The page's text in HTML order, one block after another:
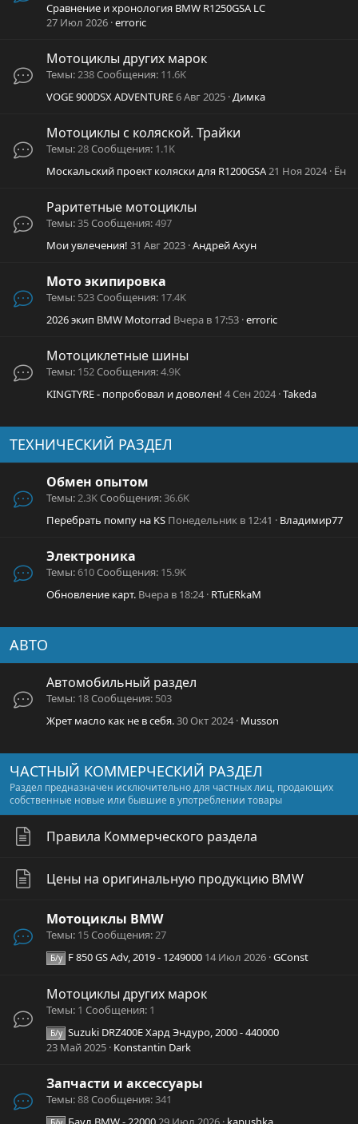
Сравнение и хронология BMW R1250GSA LC
27 Июл 2026 erroric
Мотоциклы других марок
Темы 238Сообщения 11.6K
VOGE 900DSX ADVENTURE6 Авг 2025 Димка
Мотоциклы с коляской. Трайки
Темы 28Сообщения 1.1K
Москальский проект коляски для R1200GSA21 Ноя 2024 Ён
Раритетные мотоциклы
Темы 35Сообщения 497
Мои увлечения! 31 Авг 2023 Андрей Ахун
Мото экипировка
Темы 523Сообщения 17.4K
2026 экип BMW Motorrad Вчера в 17:53 erroric
Мотоциклетные шины
Темы 152Сообщения 4.9K
KINGTYRE - попробовал и доволен! 4 Сен 2024 Takeda
ТЕХНИЧЕСКИЙ РАЗДЕЛ
Обмен опытом
Темы 2.3KСообщения 36.6K
Перебрать помпу на KS Понедельник в 12:41 Владимир77
Электроника
Темы 610Сообщения 15.9K
Обновление карт. Вчера в 18:24 RTuERkaM
АВТО
Автомобильный раздел
Темы 18Сообщения 503
Жрет масло как не в себя.30 Окт 2024 Musson
ЧАСТНЫЙ КОММЕРЧЕСКИЙ РАЗДЕЛ
Раздел предназначен исключительно для частных лиц, продающих
собственные новые или бывшие в употреблении товары
Правила Коммерческого раздела
Цены на оригинальную продукцию BMW
Мотоциклы BMW
Темы 15Сообщения 27
Б/у F 850 GS Adv, 2019 - 1249000 14 Июл 2026 GConst
Мотоциклы других марок
Темы 1 Сообщения 1
Б/у Suzuki DRZ400E Хард Эндуро, 2000 - 440000
23 Май 2025 Konstantin Dark
Запчасти и аксессуары
Темы 88Сообщения 341